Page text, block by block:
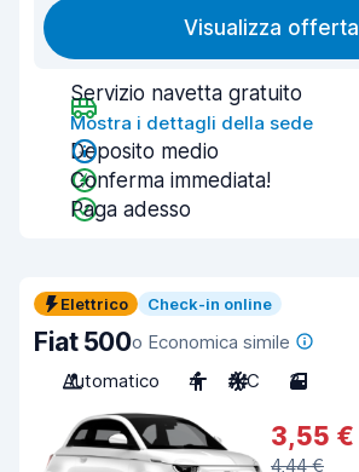
Visualizza offerta
Servizio navetta gratuito
Mostra i dettagli della sede
Deposito medio
Conferma immediata!
Paga adesso
Elettrico Check-in online
Fiat 500o Economica simile
Automatico
4 A/C 3
3,55 €
4,44 €